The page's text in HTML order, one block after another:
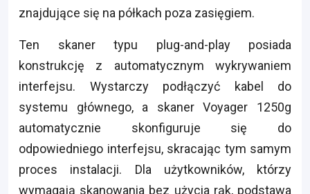
znajdujące się na półkach poza zasięgiem.
Ten skaner typu plug-and-play posiada
konstrukcję z automatycznym wykrywaniem
interfejsu. Wystarczy podłączyć kabel do
systemu głównego, a skaner Voyager 1250g
automatycznie skonfiguruje się do
odpowiedniego interfejsu, skracając tym samym
proces instalacji. Dla użytkowników, którzy
wymagają skanowania bez użycia rąk, podstawa